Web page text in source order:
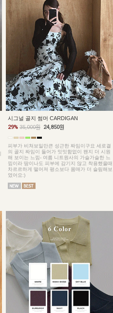
시그널 골지 썸머 CARDIGAN
29% 35,000원 24,850원
피부가 비쳐보일만큰 성근한 짜임이구요 세로결
의 골지 짜임이 들어가 밋밋함없이 왠지 더 시원
해 보이는 느낌- 여름 니트원사의 가슬가슬한 느
낌이라 땀이나도 피부에 감기지 않고 착용했을때
차르르하게 떨어져 평소보다 몸매가 더 슬림해보
였어요:)